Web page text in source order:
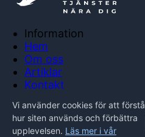
Information
Hem
Om oss
Artiklar
Kontakt
Integritetspolicy
Vi använder cookies för att förstå
hur siten används och förbättra
upplevelsen. Läs mer i vår